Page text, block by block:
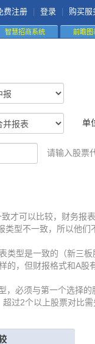
费注册 登录 购买服
智慧招商系统 前瞻图
单
请输入股票
才可以比较，财务报
类型不一致，所以他
类型是一致的（新三
的，但财报格式和A
必须与第一个选择的
过2个以上股票对比需